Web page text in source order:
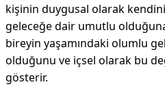
kişinin duygusal olarak
geleceğe dair umutlu
bireyin yaşamındaki olumlu
olduğunu ve içsel olarak bu
gösterir.